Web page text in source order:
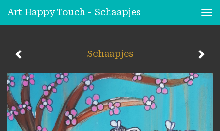
Art Happy Touch - Schaapjes
Schaapjes